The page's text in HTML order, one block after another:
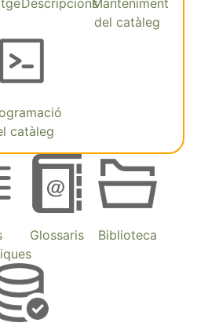
DescripcionsManteniment
del catàleg
catàleg
Glossaris Biblioteca